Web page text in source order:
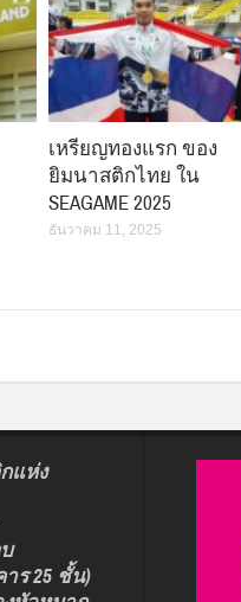
เหรียญทองแรก ของ
ยิมนาสติกไทย ใน
SEAGAME 2025
ธันวาคม 11, 2025
แห่ง
ร 25 ชั้น)